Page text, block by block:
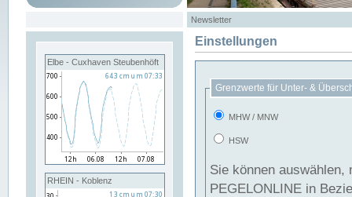
Newsletter
Elbe - Cuxhaven Steubenhöft
RHEIN - Koblenz
Einstellungen
Grenzwerte für Unter- &
MHW / MNW
HSW
Sie können
PEGELONLINE in Beziehung